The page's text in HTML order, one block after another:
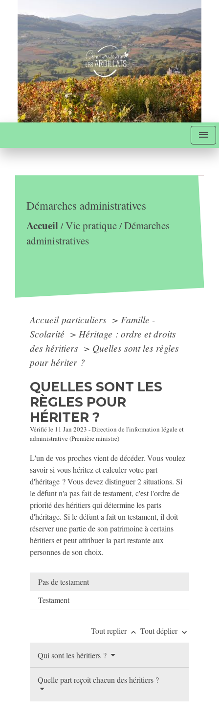
menu
Démarches administratives
Accueil/Vie pratique/Démarches
administratives
Accueil particuliers > Famille -
Scolarité > Héritage : ordre et droits
des héritiers > Quelles sont les règles
pour hériter ?
QUELLES SONT LES
RÈGLES POUR
HÉRITER ?
Vérifié le 11 Jan 2023 - Direction de l'information légale et
administrative (Première ministre)
L'un de vos proches vient de décéder. Vous voulez
savoir si vous héritez et calculer votre part
d'héritage ? Vous devez distinguer 2 situations. Si
le défunt n'a pas fait de testament, c'est l'ordre de
priorité des héritiers qui détermine les parts
d'héritage. Si le défunt a fait un testament, il doit
réserver une partie de son patrimoine à certains
héritiers et peut attribuer la part restante aux
personnes de son choix.
Pas de testament
Testament
Tout replier keyboard_arrow_up Tout déplier keyboard_arrow_down
Qui sont les héritiers ?
Quelle part reçoit chacun des héritiers ?